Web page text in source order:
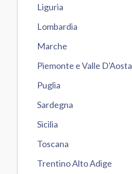
Liguria
Lombardia
Marche
Piemonte e Valle D'Aosta
Puglia
Sardegna
Sicilia
Toscana
Trentino Alto Adige